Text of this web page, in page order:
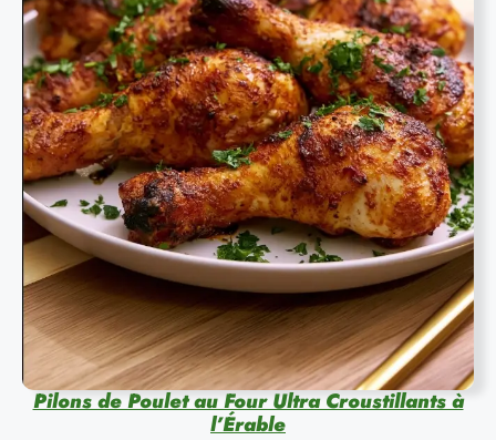
Pilons de Poulet au Four Ultra Croustillants à
l’Érable